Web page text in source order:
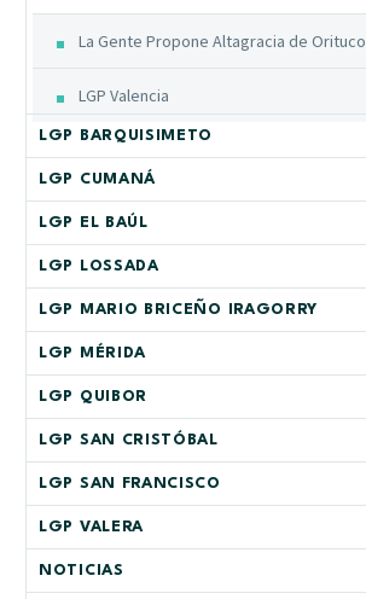
La Gente Propone Altagracia de Orituco
LGP Valencia
LGP BARQUISIMETO
LGP CUMANÁ
LGP EL BAÚL
LGP LOSSADA
LGP MARIO BRICEÑO IRAGORRY
LGP MÉRIDA
LGP QUIBOR
LGP SAN CRISTÓBAL
LGP SAN FRANCISCO
LGP VALERA
NOTICIAS